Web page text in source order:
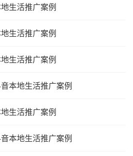
生活推广案例
生活推广案例
生活推广案例
本地生活推广案例
生活推广案例
本地生活推广案例